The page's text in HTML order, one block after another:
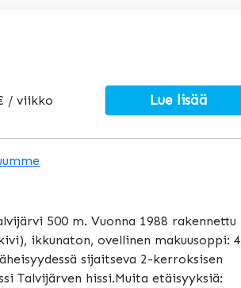
/ viikko Lue lisää
500 m. Vuonna 1988 rakennettu
ikkunaton, ovellinen makuusoppi: 4
sijaitseva 2-kerroksisen
Talvijärven hissi.Muita etäisyyksiä: